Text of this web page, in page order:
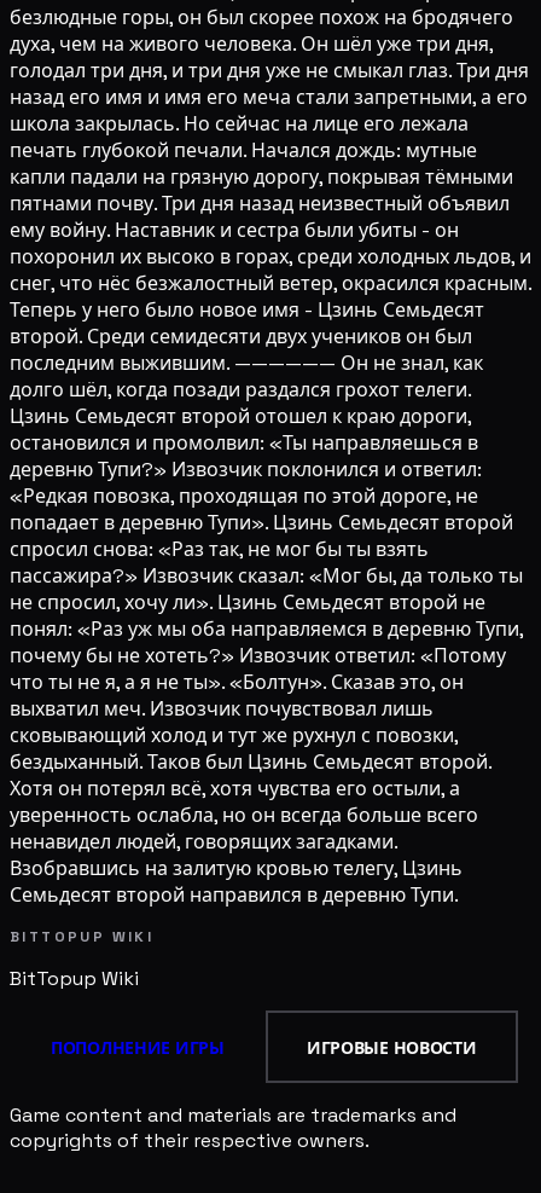
безлюдные горы, он был скорее похож на бродячего
духа, чем на живого человека. Он шёл уже три дня,
голодал три дня, и три дня уже не смыкал глаз. Три дня
назад его имя и имя его меча стали запретными, а его
школа закрылась. Но сейчас на лице его лежала
печать глубокой печали. Начался дождь: мутные
капли падали на грязную дорогу, покрывая тёмными
пятнами почву. Три дня назад неизвестный объявил
ему войну. Наставник и сестра были убиты - он
похоронил их высоко в горах, среди холодных льдов, и
снег, что нёс безжалостный ветер, окрасился красным.
Теперь у него было новое имя - Цзинь Семьдесят
второй. Среди семидесяти двух учеников он был
последним выжившим. —————— Он не знал, как
долго шёл, когда позади раздался грохот телеги.
Цзинь Семьдесят второй отошел к краю дороги,
остановился и промолвил: «Ты направляешься в
деревню Тупи?» Извозчик поклонился и ответил:
«Редкая повозка, проходящая по этой дороге, не
попадает в деревню Тупи». Цзинь Семьдесят второй
спросил снова: «Раз так, не мог бы ты взять
пассажира?» Извозчик сказал: «Мог бы, да только ты
не спросил, хочу ли». Цзинь Семьдесят второй не
понял: «Раз уж мы оба направляемся в деревню Тупи,
почему бы не хотеть?» Извозчик ответил: «Потому
что ты не я, а я не ты». «Болтун». Сказав это, он
выхватил меч. Извозчик почувствовал лишь
сковывающий холод и тут же рухнул с повозки,
бездыханный. Таков был Цзинь Семьдесят второй.
Хотя он потерял всё, хотя чувства его остыли, а
уверенность ослабла, но он всегда больше всего
ненавидел людей, говорящих загадками.
Взобравшись на залитую кровью телегу, Цзинь
Семьдесят второй направился в деревню Тупи.
BITTOPUP WIKI
BitTopup Wiki
ПОПОЛНЕНИЕ ИГРЫ ИГРОВЫЕ НОВОСТИ
Game content and materials are trademarks and
copyrights of their respective owners.